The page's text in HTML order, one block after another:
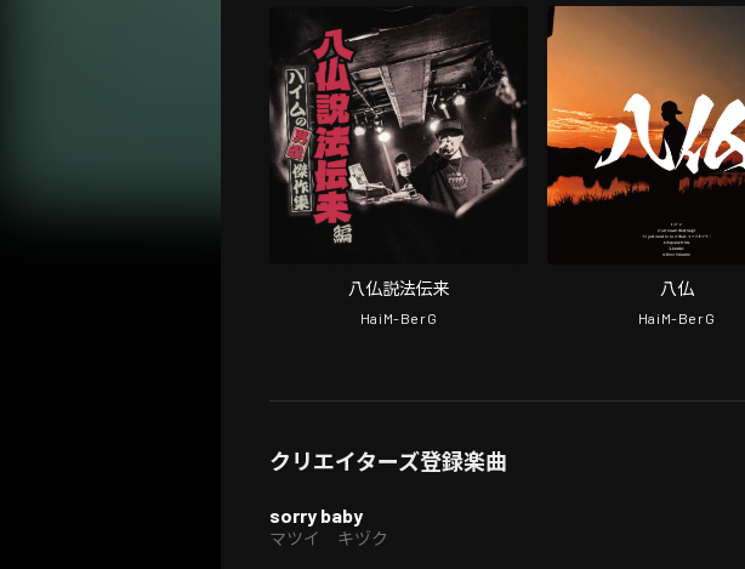
八仏説法伝来
HaiM-BerG
八仏
HaiM-BerG
クリエイターズ登録楽曲
sorry baby
マツイ キヅク